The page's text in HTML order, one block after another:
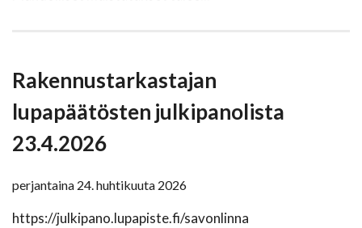
Rakennustarkastajan
lupapäätösten julkipanolista
23.4.2026
perjantaina 24. huhtikuuta 2026
https://julkipano.lupapiste.fi/savonlinna